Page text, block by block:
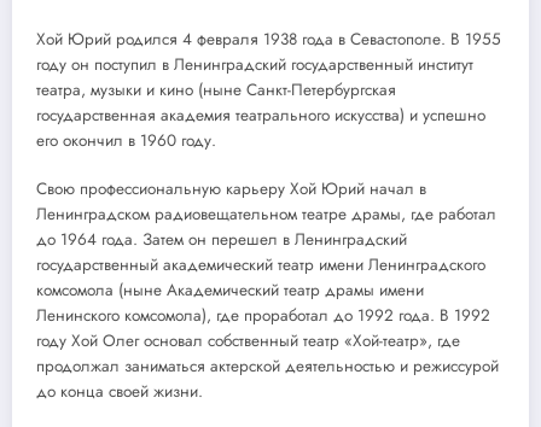
Хой Юрий родился 4 февраля 1938 года в Севастополе. В 1955
году он поступил в Ленинградский государственный институт
театра, музыки и кино (ныне Санкт-Петербургская
государственная академия театрального искусства) и успешно
его окончил в 1960 году.
Свою профессиональную карьеру Хой Юрий начал в
Ленинградском радиовещательном театре драмы, где работал
до 1964 года. Затем он перешел в Ленинградский
государственный академический театр имени Ленинградского
комсомола (ныне Академический театр драмы имени
Ленинского комсомола), где проработал до 1992 года. В 1992
году Хой Олег основал собственный театр «Хой-театр», где
продолжал заниматься актерской деятельностью и режиссурой
до конца своей жизни.